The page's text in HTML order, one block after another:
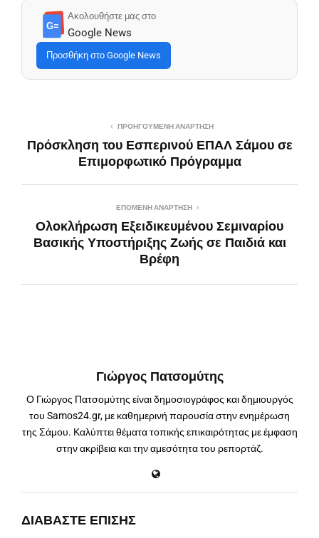
G≡
Ακολουθήστε μας στο
Google News
Προσθήκη στο Google News
ΠΡΟΗΓΟΎΜΕΝΗ ΑΝΆΡΤΗΣΗ
Πρόσκληση του Εσπερινού ΕΠΑΛ Σάμου σε
Επιμορφωτικό Πρόγραμμα
ΕΠΌΜΕΝΗ ΑΝΆΡΤΗΣΗ
Ολοκλήρωση Εξειδικευμένου Σεμιναρίου
Βασικής Υποστήριξης Ζωής σε Παιδιά και
Βρέφη
Γιώργος Πατσομύτης
Ο Γιώργος Πατσομύτης είναι δημοσιογράφος και δημιουργός
του Samos24.gr, με καθημερινή παρουσία στην ενημέρωση
της Σάμου. Καλύπτει θέματα τοπικής επικαιρότητας με έμφαση
στην ακρίβεια και την αμεσότητα του ρεπορτάζ.
ΔΙΑΒΆΣΤΕ ΕΠΊΣΗΣ